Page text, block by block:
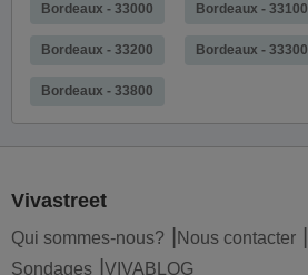
Bordeaux - 33000 Bordeaux - 33100
Bordeaux - 33200 Bordeaux - 33300
Bordeaux - 33800
Vivastreet
Qui sommes-nous? Nous contacter
Sondages
VIVABLOG